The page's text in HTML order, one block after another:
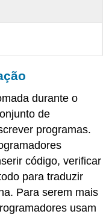
durante o
de
programas.
código, verificar
para traduzir
Para serem mais
usam